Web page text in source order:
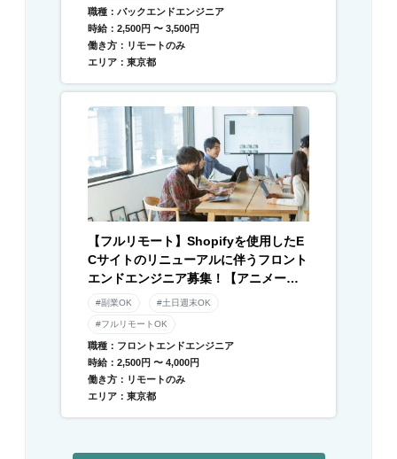
職種：バックエンドエンジニア
時給：2,500円 〜 3,500円
働き方：リモートのみ
エリア：東京都
【フルリモート】Shopifyを使用したE
Cサイトのリニューアルに伴うフロント
エンドエンジニア募集！【アニメーシ
ョン】
#副業OK #土日週末OK
#フルリモートOK
職種：フロントエンドエンジニア
時給：2,500円 〜 4,000円
働き方：リモートのみ
エリア：東京都